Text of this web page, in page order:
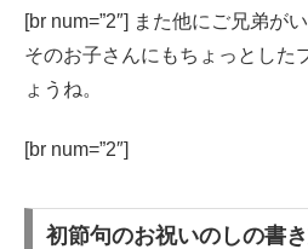
[br num=”2″] また他にご兄弟が
そのお子さんにもちょっとした
ょうね。
[br num=”2″]
初節句のお祝いのしの書